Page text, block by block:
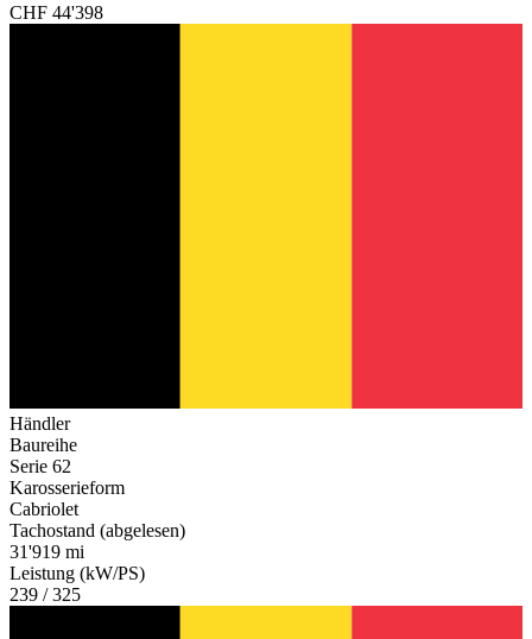
CHF 44'398
Händler
Baureihe
Serie 62
Karosserieform
Cabriolet
Tachostand (abgelesen)
31'919 mi
Leistung (kW/PS)
239 / 325